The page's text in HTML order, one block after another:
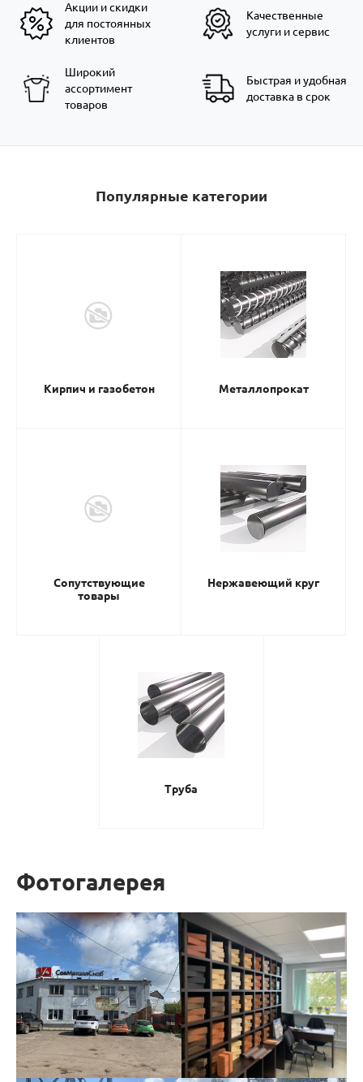
Акции и скидки
для постоянных
клиентов
Качественные
услуги и сервис
Широкий
ассортимент
товаров
Быстрая и удобная
доставка в срок
Популярные категории
Кирпич и газобетон Металлопрокат
Сопутствующие
товары
Нержавеющий круг
Труба
Фотогалерея